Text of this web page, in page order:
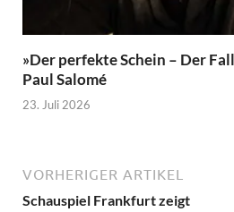
»Der perfekte Schein – Der
Paul Salomé
23. Juli 2026
VORHERIGER ARTIKEL
Schauspiel Frankfurt zeigt